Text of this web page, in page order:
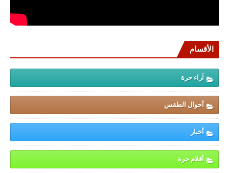
الأقسام
آراء حرة
أحوال الطقس
أخبار
أقلام حرة